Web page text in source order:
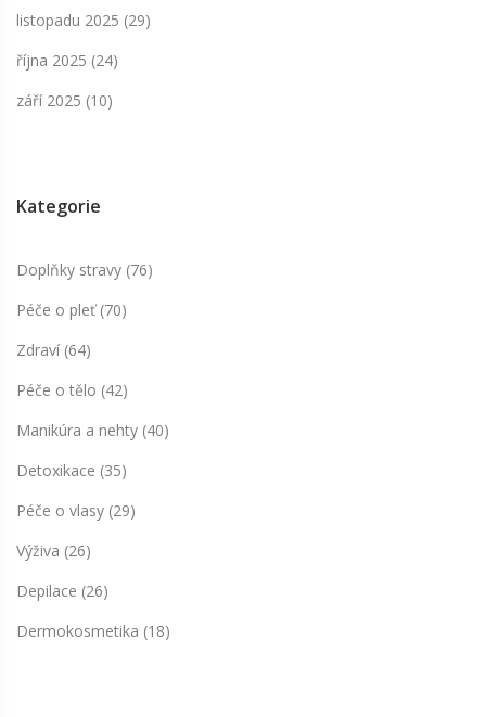
listopadu 2025 (29)
října 2025 (24)
září 2025 (10)
Kategorie
Doplňky stravy (76)
Péče o pleť(70)
Zdraví (64)
Péče o tělo (42)
Manikúra a nehty (40)
Detoxikace (35)
Péče o vlasy (29)
Výživa (26)
Depilace (26)
Dermokosmetika (18)